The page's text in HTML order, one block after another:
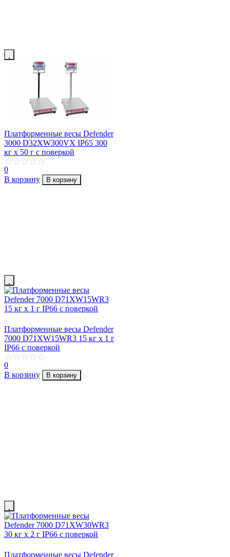
Платформенные весы Defender
3000 D32XW300VX IP65 300
кг х 50 г с поверкой
0
В корзину
В корзину
Платформенные весы Defender
7000 D71XW15WR3 15 кг х 1 г
IP66 с поверкой
0
В корзину
В корзину
Платформенные весы Defender